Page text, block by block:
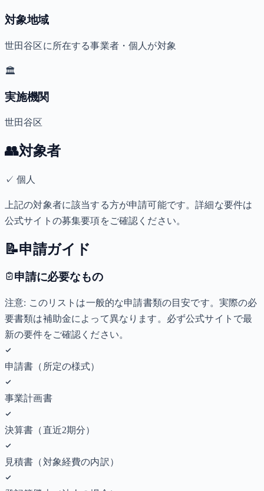
対象地域
世田谷区に所在する事業者・個人が対象
🏛️
実施機関
世田谷区
👥対象者
✓個人
上記の対象者に該当する方が申請可能です。詳細な要件は
公式サイトの募集要項をご確認ください。
📝申請ガイド
申請に必要なもの
注意: このリストは一般的な申請書類の目安です。実際の必
要書類は補助金によって異なります。必ず公式サイトで最
新の要件をご確認ください。
申請書（所定の様式）
事業計画書
決算書（直近2期分）
見積書（対象経費の内訳）